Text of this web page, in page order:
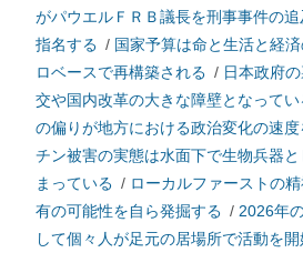
がパウエルＦＲＢ議長を刑事事件の
指名する / 国家予算は命と生活と経
ロベースで再構築される / 日本政府
交や国内改革の大きな障壁となってい
の偏りが地方における政治変化の速
チン被害の実態は水面下で生物兵器
まっている / ローカルファーストの
有の可能性を自ら発掘する / 2026年
して個々人が足元の居場所で活動を開